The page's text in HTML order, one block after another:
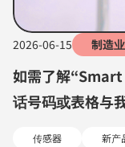
2026-06-15 制造
如需了解
话号码或表格与
传感器 新产